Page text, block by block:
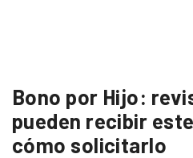
Bono por Hijo:
pueden recibir
cómo solicitarlo